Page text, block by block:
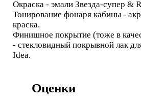
Окраска - эмали Звезда-супер &
Тонирование фонаря кабины -
краска.
Финишное покрытие (тоже в
- стекловидный покрывной лак
Idea.
Оценки